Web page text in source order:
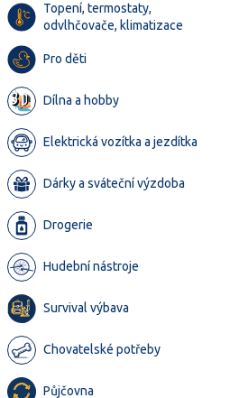
Topení, termostaty,
odvlhčovače, klimatizace
Pro děti
Dílna a hobby
Elektrická vozítka a jezdítka
Dárky a sváteční výzdoba
Drogerie
Hudební nástroje
Survival výbava
Chovatelské potřeby
Půjčovna